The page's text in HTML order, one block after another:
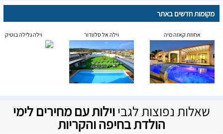
מקומות חדשים באתר
אחוזת קאזה מיה וילה אל סלוודור וילה גלילה בוטיק
שאלות נפוצות לגביוילות עם מחירים לימי
הולדת בחיפה והקריות